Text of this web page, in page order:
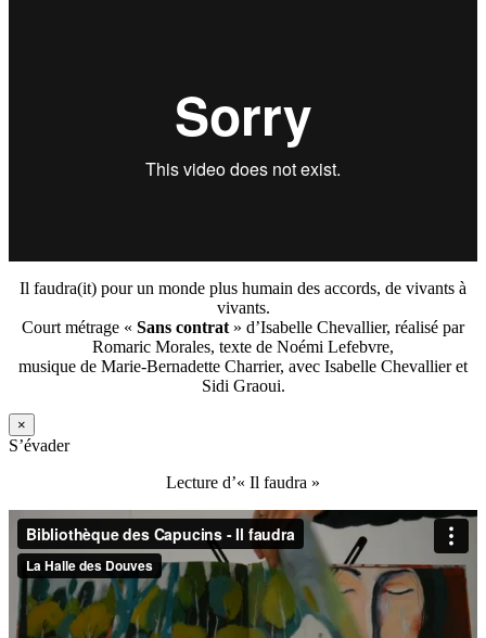
Il faudra(it) pour un monde plus humain des accords, de vivants à
vivants.
Court métrage « Sans contrat » d’Isabelle Chevallier, réalisé par
Romaric Morales, texte de Noémi Lefebvre,
musique de Marie-Bernadette Charrier, avec Isabelle Chevallier et
Sidi Graoui.
×
S’évader
Lecture d’« Il faudra »